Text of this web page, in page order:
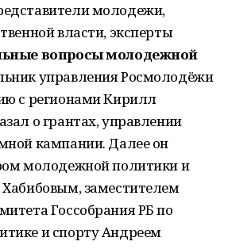
молодежи,
власти, эксперты
вопросы молодежной
управления Росмолодёжи
с регионами Кирилл
о грантах, управлении
кампании. Далее он
молодежной политики и
заместителем
Госсобрания РБ по
и спорту Андреем